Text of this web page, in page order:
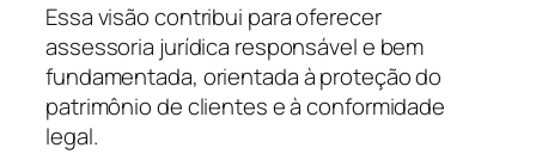
Essa visão contribui para oferecer
assessoria jurídica responsável e bem
fundamentada, orientada à proteção do
patrimônio de clientes e à conformidade
legal.